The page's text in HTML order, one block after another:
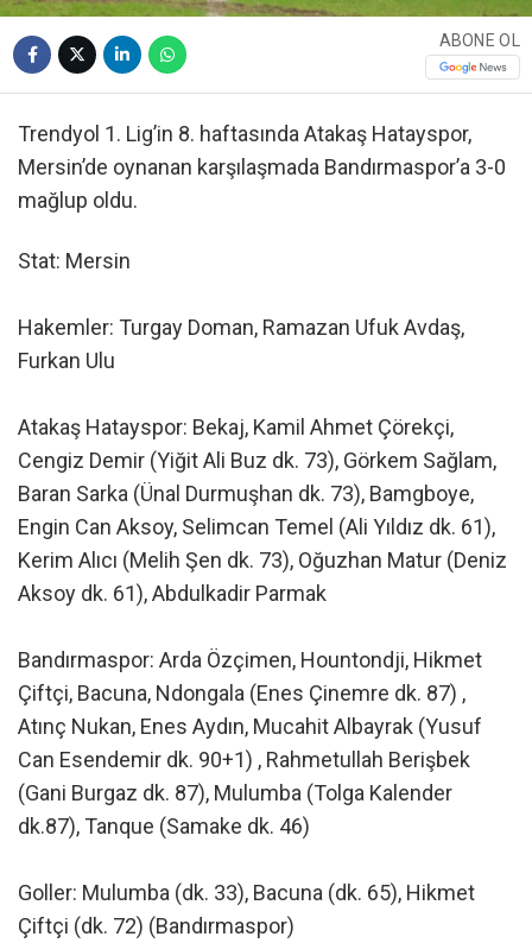
ABONE OL
Trendyol 1. Lig’in 8. haftasında Atakaş Hatayspor,
Mersin’de oynanan karşılaşmada Bandırmaspor’a 3-0
mağlup oldu.
Stat: Mersin
Hakemler: Turgay Doman, Ramazan Ufuk Avdaş,
Furkan Ulu
Atakaş Hatayspor: Bekaj, Kamil Ahmet Çörekçi,
Cengiz Demir (Yiğit Ali Buz dk. 73), Görkem Sağlam,
Baran Sarka (Ünal Durmuşhan dk. 73), Bamgboye,
Engin Can Aksoy, Selimcan Temel (Ali Yıldız dk. 61),
Kerim Alıcı (Melih Şen dk. 73), Oğuzhan Matur (Deniz
Aksoy dk. 61), Abdulkadir Parmak
Bandırmaspor: Arda Özçimen, Hountondji, Hikmet
Çiftçi, Bacuna, Ndongala (Enes Çinemre dk. 87) ,
Atınç Nukan, Enes Aydın, Mucahit Albayrak (Yusuf
Can Esendemir dk. 90+1) , Rahmetullah Berişbek
(Gani Burgaz dk. 87), Mulumba (Tolga Kalender
dk.87), Tanque (Samake dk. 46)
Goller: Mulumba (dk. 33), Bacuna (dk. 65), Hikmet
Çiftçi (dk. 72) (Bandırmaspor)